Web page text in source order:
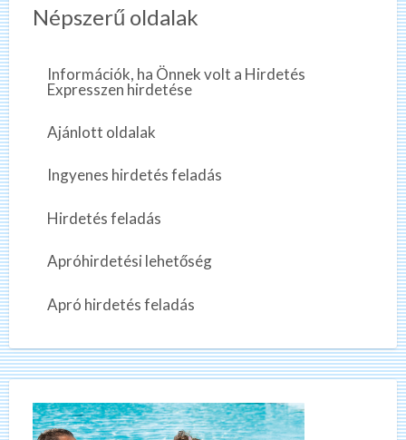
Népszerű oldalak
Információk, ha Önnek volt a Hirdetés
Expresszen hirdetése
Ajánlott oldalak
Ingyenes hirdetés feladás
Hirdetés feladás
Apróhirdetési lehetőség
Apró hirdetés feladás